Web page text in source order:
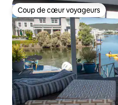
Coup de cœur voyageurs
Coup de cœur voyageurs